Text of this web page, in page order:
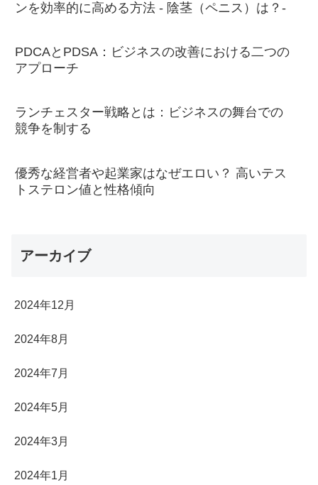
ンを効率的に高める方法 - 陰茎（ペニス）は？-
PDCAとPDSA：ビジネスの改善における二つの
アプローチ
ランチェスター戦略とは：ビジネスの舞台での
競争を制する
優秀な経営者や起業家はなぜエロい？ 高いテス
トステロン値と性格傾向
アーカイブ
2024年12月
2024年8月
2024年7月
2024年5月
2024年3月
2024年1月